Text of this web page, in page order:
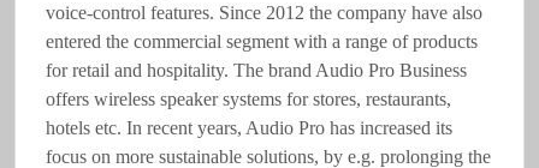
voice-control features. Since 2012 the company have also
entered the commercial segment with a range of products
for retail and hospitality. The brand Audio Pro Business
offers wireless speaker systems for stores, restaurants,
hotels etc. In recent years, Audio Pro has increased its
focus on more sustainable solutions, by e.g. prolonging the